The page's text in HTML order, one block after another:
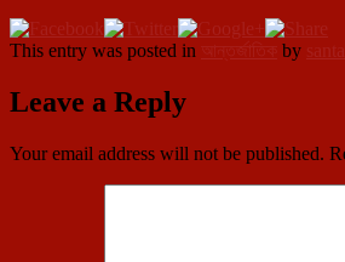
This entry was posted in আন্তর্জাতিক by
Leave a Reply
Your email address will not be published.